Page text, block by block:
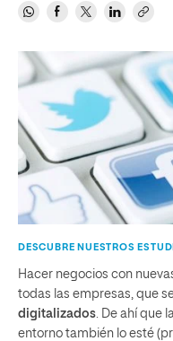
DESCUBRE NUESTROS
Hacer negocios con
todas las empresas, que
digitalizados. De ahí que
entorno también lo esté